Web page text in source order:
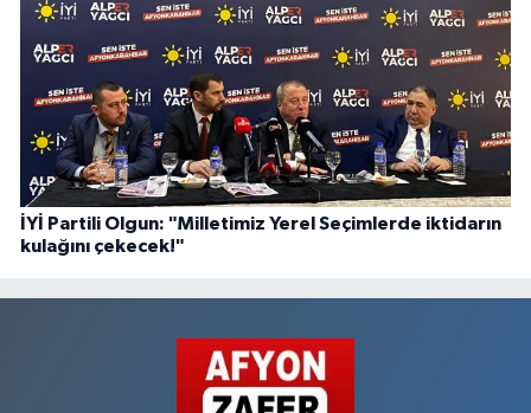
İYİ Partili Olgun: "Milletimiz Yerel Seçimlerde iktidarın
kulağını çekecek!"